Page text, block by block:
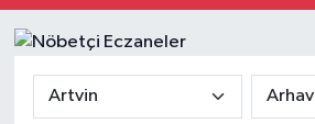
Ekonomi
Sağlık
Van Trafik Yoğunluk Haritası
Süper Lig Puan Durumu ve